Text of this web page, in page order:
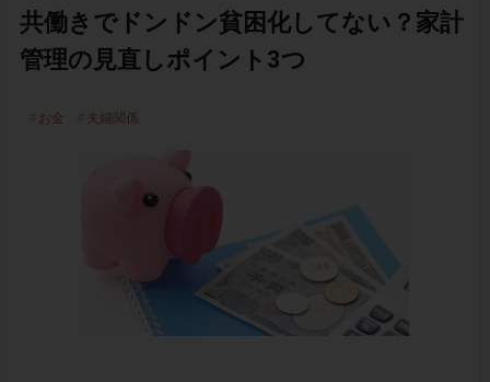
共働きでドンドン貧困化してない？家計
管理の見直しポイント3つ
お金 夫婦関係